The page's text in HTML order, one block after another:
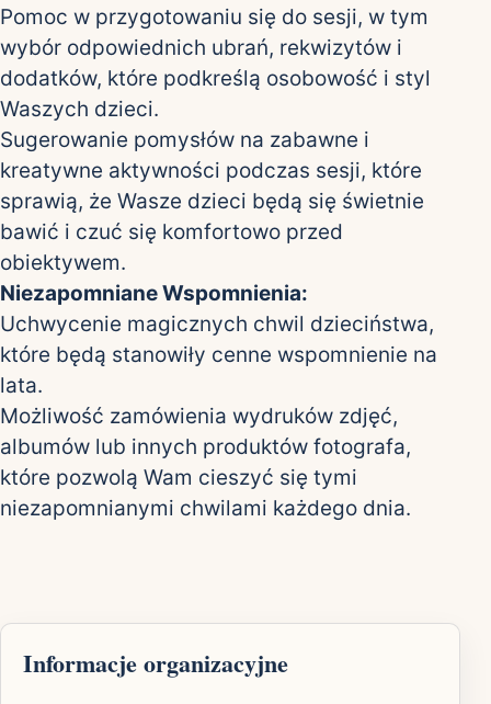
Pomoc w przygotowaniu się do sesji, w tym
wybór odpowiednich ubrań, rekwizytów i
dodatków, które podkreślą osobowość i styl
Waszych dzieci.
Sugerowanie pomysłów na zabawne i
kreatywne aktywności podczas sesji, które
sprawią, że Wasze dzieci będą się świetnie
bawić i czuć się komfortowo przed
obiektywem.
Niezapomniane Wspomnienia:
Uchwycenie magicznych chwil dzieciństwa,
które będą stanowiły cenne wspomnienie na
lata.
Możliwość zamówienia wydruków zdjęć,
albumów lub innych produktów fotografa,
które pozwolą Wam cieszyć się tymi
niezapomnianymi chwilami każdego dnia.
Informacje organizacyjne